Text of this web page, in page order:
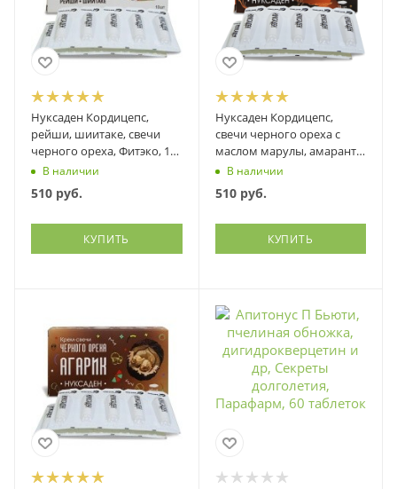
Нуксаден Кордицепс,
рейши, шиитаке, свечи
черного ореха, Фитэко, 10
штВ наличии
510 руб.
КУПИТЬ
Нуксаден Кордицепс,
свечи черного ореха с
маслом марулы, амаранта
и др., Фитэко, 10 шт
В наличии
510руб.
КУПИТЬ